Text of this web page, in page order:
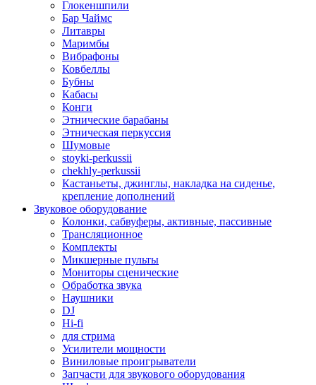
Глокеншпили
Бар Чаймс
Литавры
Маримбы
Вибрафоны
Ковбеллы
Бубны
Кабасы
Конги
Этнические барабаны
Этническая перкуссия
Шумовые
stoyki-perkussii
chekhly-perkussii
Кастаньеты, джинглы, накладка на сиденье,
крепление дополнений
Звуковое оборудование
Колонки, сабвуферы, активные, пассивные
Трансляционное
Комплекты
Микшерные пульты
Мониторы сценические
Обработка звука
Наушники
DJ
Hi-fi
для стрима
Усилители мощности
Виниловые проигрыватели
Запчасти для звукового оборудования